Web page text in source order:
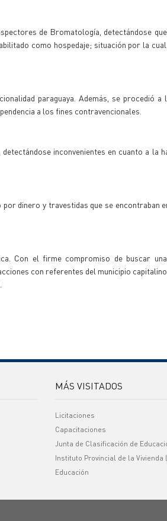
de Bromatología, detectándose
como hospedaje; situación por la
paraguaya. Además, se procedió a
a los fines contravencionales.
inconvenientes en cuanto a la
dinero y travestidas que se encontraban
Con el firme compromiso de buscar
con referentes del municipio
MÁS VISITADOS
Licitaciones
Capacitaciones
Junta de Clasificación de
Instituto Provincial de la Vivienda
Educación